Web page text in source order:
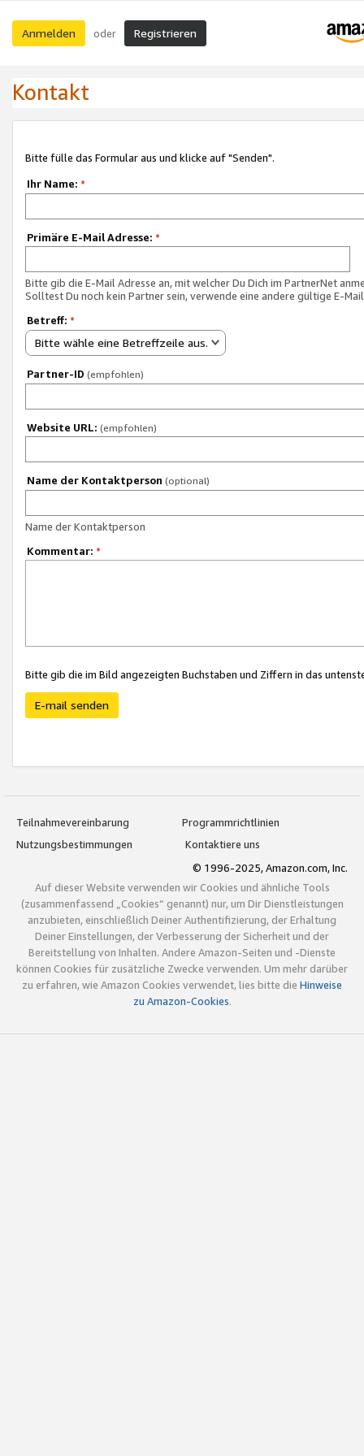
Anmelden oder Registrieren
Kontakt
Bitte fülle das Formular aus und klicke auf "Senden".
Ihr Name: *
Primäre E-Mail Adresse: *
Bitte gib die E-Mail Adresse an, mit welcher Du Dich im PartnerNet
Solltest Du noch kein Partner sein, verwende eine andere gültige E-
Betreff: *
Bitte wähle eine Betreffzeile aus.
Partner-ID (empfohlen)
Website URL: (empfohlen)
Name der Kontaktperson (optional)
Name der Kontaktperson
Kommentar: *
Bitte gib die im Bild angezeigten Buchstaben und Ziffern in das
E-mail senden
Teilnahmevereinbarung
Programmrichtlinien
Nutzungsbestimmungen
Kontaktiere uns
© 1996-2025, Amazon.com, Inc.
Auf dieser Website verwenden wir Cookies und ähnliche Tools
(zusammenfassend „Cookies“ genannt) nur, um Dir Dienstleistungen
anzubieten, einschließlich Deiner Authentifizierung, der Erhaltung
Deiner Einstellungen, der Verbesserung der Sicherheit und der
Bereitstellung von Inhalten. Andere Amazon-Seiten und -Dienste
können Cookies für zusätzliche Zwecke verwenden. Um mehr darüber
zu erfahren, wie Amazon Cookies verwendet, lies bitte die Hinweise
zu Amazon-Cookies.